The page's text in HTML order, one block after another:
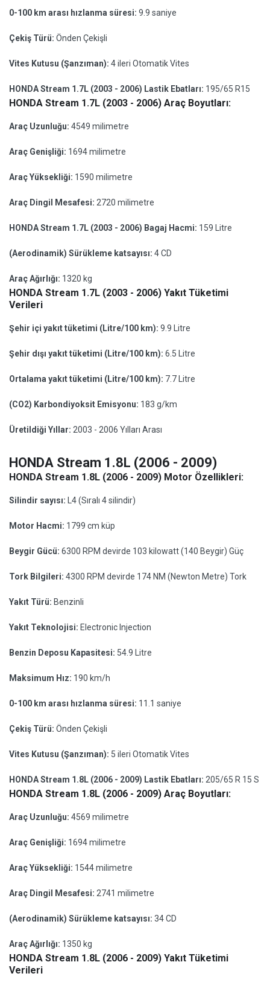
0-100 km arası hızlanma süresi: 9.9 saniye
Çekiş Türü: Önden Çekişli
Vites Kutusu (Şanzıman): 4 ileri Otomatik Vites
HONDA Stream 1.7L (2003 - 2006) Lastik Ebatları: 195/65 R15
HONDA Stream 1.7L (2003 - 2006) Araç Boyutları:
Araç Uzunluğu: 4549 milimetre
Araç Genişliği: 1694 milimetre
Araç Yüksekliği: 1590 milimetre
Araç Dingil Mesafesi: 2720 milimetre
HONDA Stream 1.7L (2003 - 2006) Bagaj Hacmi: 159 Litre
(Aerodinamik) Sürükleme katsayısı: 4 CD
Araç Ağırlığı: 1320 kg
HONDA Stream 1.7L (2003 - 2006) Yakıt Tüketimi
Verileri
Şehir içi yakıt tüketimi (Litre/100 km): 9.9 Litre
Şehir dışı yakıt tüketimi (Litre/100 km): 6.5 Litre
Ortalama yakıt tüketimi (Litre/100 km): 7.7 Litre
(CO2) Karbondiyoksit Emisyonu: 183 g/km
Üretildiği Yıllar: 2003 - 2006 Yılları Arası
HONDA Stream 1.8L (2006 - 2009)
HONDA Stream 1.8L (2006 - 2009) Motor Özellikleri:
Silindir sayısı: L4 (Sıralı 4 silindir)
Motor Hacmi: 1799 cm küp
Beygir Gücü: 6300 RPM devirde 103 kilowatt (140 Beygir) Güç
Tork Bilgileri: 4300 RPM devirde 174 NM (Newton Metre) Tork
Yakıt Türü: Benzinli
Yakıt Teknolojisi: Electronic Injection
Benzin Deposu Kapasitesi: 54.9 Litre
Maksimum Hız: 190 km/h
0-100 km arası hızlanma süresi: 11.1 saniye
Çekiş Türü: Önden Çekişli
Vites Kutusu (Şanzıman): 5 ileri Otomatik Vites
HONDA Stream 1.8L (2006 - 2009) Lastik Ebatları: 205/65 R 15 S
HONDA Stream 1.8L (2006 - 2009) Araç Boyutları:
Araç Uzunluğu: 4569 milimetre
Araç Genişliği: 1694 milimetre
Araç Yüksekliği: 1544 milimetre
Araç Dingil Mesafesi: 2741 milimetre
(Aerodinamik) Sürükleme katsayısı: 34 CD
Araç Ağırlığı: 1350 kg
HONDA Stream 1.8L (2006 - 2009) Yakıt Tüketimi
Verileri